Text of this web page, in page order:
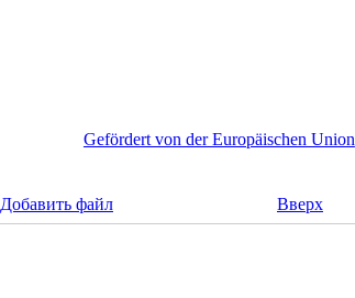
Gefördert von der Europäischen Union
Добавить файл
Вверх